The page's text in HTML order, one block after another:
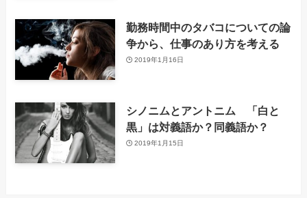
勤務時間中のタバコについての論
争から、仕事のあり方を考える
2019年1月16日
シノニムとアントニム 「白と
黒」は対義語か？同義語か？
2019年1月15日